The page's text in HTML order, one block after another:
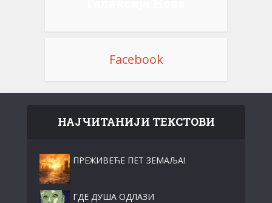
Facebook
НАЈЧИТАНИЈИ ТЕКСТОВИ
ПРЕЖИВЕЋЕ ПЕТ ЗЕМАЉА!
ГДЕ ДУША ОДЛАЗИ